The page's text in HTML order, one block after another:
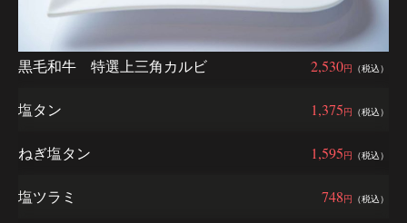
2,530円 （税込）
黒毛和牛 特選上三角カルビ
1,375円 （税込）
塩タン
1,595円 （税込）
ねぎ塩タン
748円 （税込）
塩ツラミ